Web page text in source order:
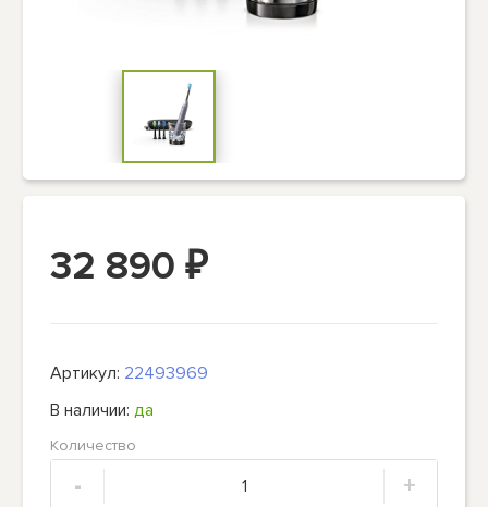
32 890₽
Артикул: 22493969
В наличии:да
Количество
- +